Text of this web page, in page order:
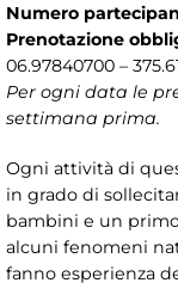
Numero
Prenotazione
06.97840700 –
Per ogni data le
settimana prima.
Ogni attività di
in grado di
bambini e un
alcuni fenomeni
fanno esperienza